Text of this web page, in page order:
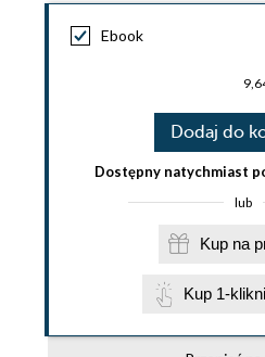
Ebook
Dodaj do
Dostępny natychmiast
lub
Kup 1-